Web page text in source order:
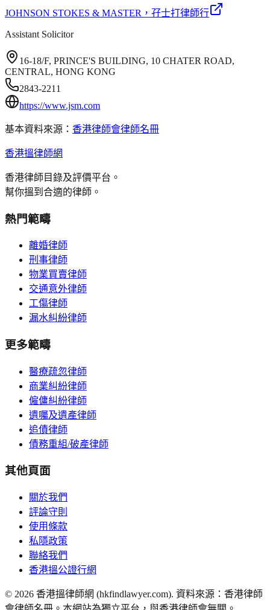
JOHNSON STOKES & MASTER ，孖士打律師行
Assistant Solicitor
16-18/F, PRINCE'S BUILDING, 10 CHATER ROAD,
CENTRAL, HONG KONG
2843-2211
https://www.jsm.com
基本資料來源： 香港律師會律師名冊
香港搵律師網
香港律師目錄及評價平台。
幫你搵到合適的律師。
熱門範疇
離婚律師
刑事律師
物業買賣律師
交通意外律師
工傷律師
漏水糾紛律師
更多範疇
醫療疏忽律師
商業糾紛律師
僱傭糾紛律師
遺囑及遺產律師
追債律師
債務重組/破產律師
其他頁面
關於我們
評論守則
使用條款
私隱政策
聯絡我們
香港搵公證行網
© 2026 香港搵律師網 (hkfindlawyer.com). 資料來源：香港律師